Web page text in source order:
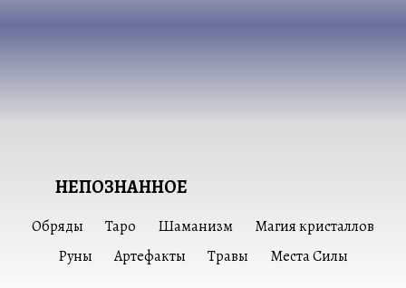
НЕПОЗНАННОЕ
Обряды Таро Шаманизм
Магия кристаллов
Руны
Артефакты Травы Места Силы